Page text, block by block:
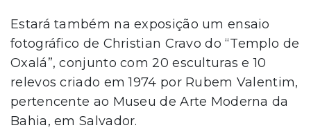
Estará também na exposição um ensaio
fotográfico de Christian Cravo do “Templo de
Oxalá”, conjunto com 20 esculturas e 10
relevos criado em 1974 por Rubem Valentim,
pertencente ao Museu de Arte Moderna da
Bahia, em Salvador.